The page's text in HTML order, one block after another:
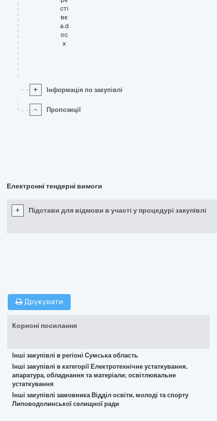
сті
вк
а.d
oc
x
+ Інформація по закупівлі
- Пропозиції
Електронні тендерні вимоги
+ Підстави для відмови в участі у процедурі закупівлі
Друкувати
Корисні посилання
Інші закупівлі в регіоні Сумська область
Інші закупівлі в категорії Електротехнічне устаткування,
апаратура, обладнання та матеріали; освітлювальне
устаткування
Інші закупівлі замовника Відділ освіти, молоді та спорту
Липоводолинської селищної ради